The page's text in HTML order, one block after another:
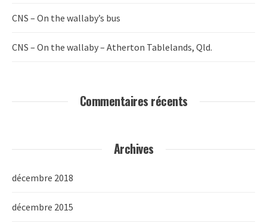
CNS – On the wallaby’s bus
CNS – On the wallaby – Atherton Tablelands, Qld.
Commentaires récents
Archives
décembre 2018
décembre 2015